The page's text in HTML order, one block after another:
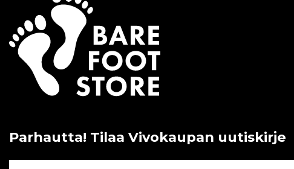
Parhautta! Tilaa Vivokaupan uutiskirje